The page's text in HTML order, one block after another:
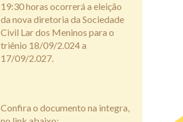
19:30 horas ocorrerá a eleição
da nova diretoria da Sociedade
Civil Lar dos Meninos para o
triênio 18/09/2.024 a
17/09/2.027.
Confira o documento na integra,